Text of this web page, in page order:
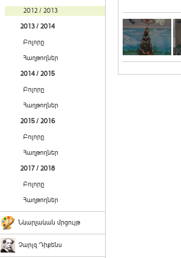
2012 / 2013
2013 / 2014
Բոլորը
Հաղթողներ
2014 / 2015
Բոլորը
Հաղթողներ
2015 / 2016
Բոլորը
Հաղթողներ
2017 / 2018
Բոլորը
Հաղթողներ
Նկարչական մրցույթ
Չարլզ Դիքենս